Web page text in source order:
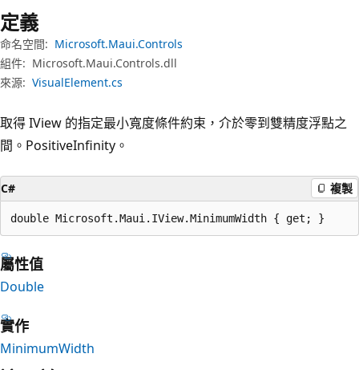
定義
命名空間: Microsoft.Maui.Controls
組件: Microsoft.Maui.Controls.dll
來源: VisualElement.cs
取得 IView 的指定最小寬度條件約束，介於零到雙精度浮點之
間。PositiveInfinity。
C# 複製
double Microsoft.Maui.IView.MinimumWidth { get; }
屬性值
Double
實作
MinimumWidth